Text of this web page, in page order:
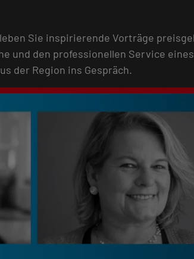
Sie inspirierende Vorträge
und den professionellen Service
der Region ins Gespräch.